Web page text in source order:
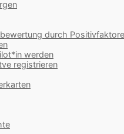
durch
werden
registrieren